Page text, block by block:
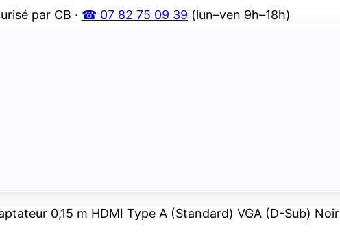
par CB · ☎ 07 82 75 09 39 (lun–ven 9h–18h)
0,15 m HDMI Type A (Standard) VGA (D-Sub) Noir